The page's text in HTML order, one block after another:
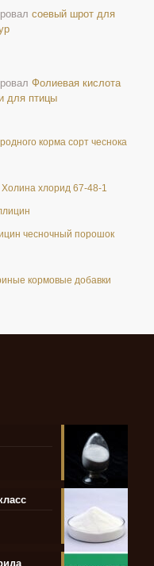
соевый шрот для
Фолиевая кислота
для птицы
корма сорт чеснока 25%
хлорид 67-48-1
чесночный порошок
кормовые добавки